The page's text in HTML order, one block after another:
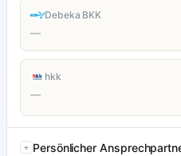
Debeka BKK
—
hkk
—
Persönlicher